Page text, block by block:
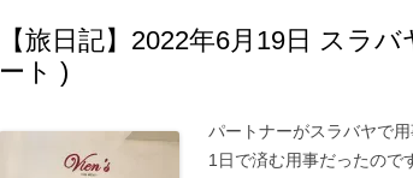
環境
ップ ‐
【旅日記】2022年6月19日 スラ
ート )
パートナーがスラバヤで
1日で済む用事だったので